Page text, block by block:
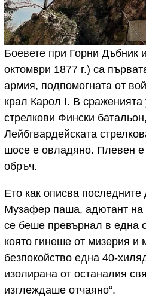
Боевете при Горни Дъбник
октомври 1877 г.) са
армия, подпомогната от
крал Карoл I. В сраженията
стрелкови Фински
Лейбгвардейската
шосе е овладяно. Плевен е
обръч.
Ето как описва последните
Музафер паша, адютант
се беше превърнал в една
която гинеше от мизерия и
безпокойство една 40-
изолирана от останалия
изглеждаше отчаяно“.